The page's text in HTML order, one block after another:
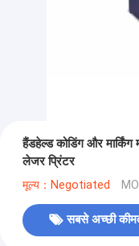
हैंडहेल्ड कोडिंग और
लेजर प्रिंटर
मूल्य：Negotiated
सबसे अच्छी